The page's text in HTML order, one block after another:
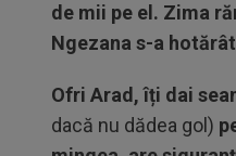
de mii pe el. Zima
Ngezana s-a
Ofri Arad, îți dai
dacă nu dădea gol)